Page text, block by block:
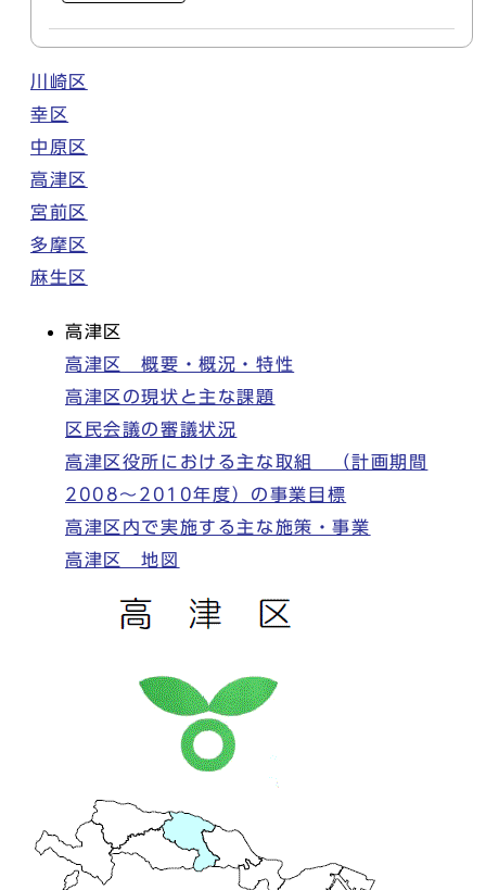
川崎区
幸区
中原区
高津区
宮前区
多摩区
麻生区
高津区
高津区 概要・概況・特性
高津区の現状と主な課題
区民会議の審議状況
高津区役所における主な取組 （計画期間
2008～2010年度）の事業目標
高津区内で実施する主な施策・事業
高津区 地図